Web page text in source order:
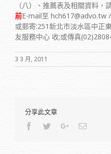
（八）、推薦表及相關資料，
前E-mail至
或郵寄:251新北市淡水區中正
友服務中心 收;或傳真
3 3 月, 2011
分享此文章
Facebook
TwitterGoogle+Email